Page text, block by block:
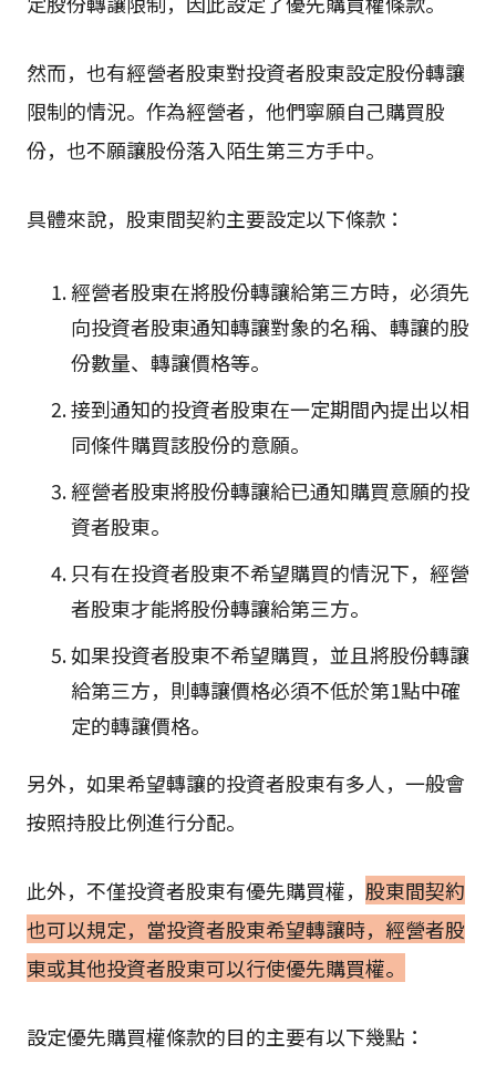
然而，也有經營者股東對投資者股東設定股份轉讓
限制的情況。作為經營者，他們寧願自己購買股
份，也不願讓股份落入陌生第三方手中。
具體來說，股東間契約主要設定以下條款：
經營者股東在將股份轉讓給第三方時，必須先
向投資者股東通知轉讓對象的名稱、轉讓的股
份數量、轉讓價格等。
接到通知的投資者股東在一定期間內提出以相
同條件購買該股份的意願。
經營者股東將股份轉讓給已通知購買意願的投
資者股東。
只有在投資者股東不希望購買的情況下，經營
者股東才能將股份轉讓給第三方。
如果投資者股東不希望購買，並且將股份轉讓
給第三方，則轉讓價格必須不低於第1點中確
定的轉讓價格。
另外，如果希望轉讓的投資者股東有多人，一般會
按照持股比例進行分配。
此外，不僅投資者股東有優先購買權， 股東間契約
也可以規定，當投資者股東希望轉讓時，經營者股
東或其他投資者股東可以行使優先購買權。
設定優先購買權條款的目的主要有以下幾點：